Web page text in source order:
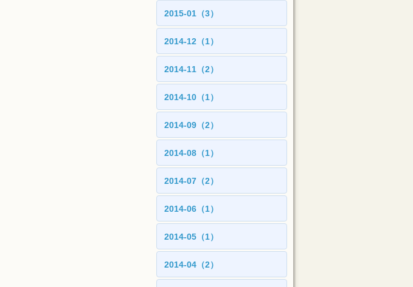
2015-01（3）
2014-12（1）
2014-11（2）
2014-10（1）
2014-09（2）
2014-08（1）
2014-07（2）
2014-06（1）
2014-05（1）
2014-04（2）